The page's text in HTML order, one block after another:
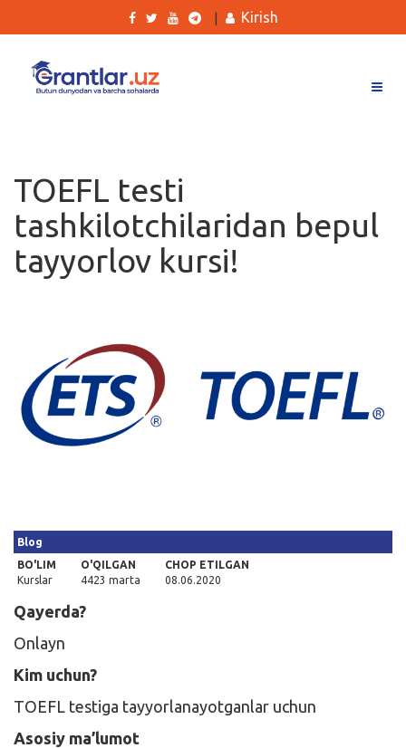
Ishlar
Kurslar
Blog
Qidirish
Kirish
Kirish
TOEFL testi
tashkilotchilaridan bepul
tayyorlov kursi!
Blog
BO'LIM
Kurslar
O'QILGAN
4423 marta
CHOP ETILGAN
08.06.2020
Qayerda?
Onlayn
Kim uchun?
TOEFL testiga tayyorlanayotganlar uchun
Asosiy ma’lumot